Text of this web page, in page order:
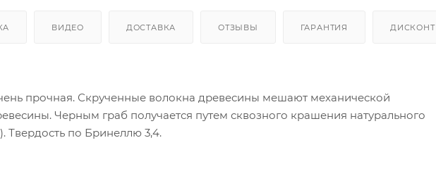
ВИДЕО ДОСТАВКА ОТЗЫВЫ ГАРАНТИЯ ДИСКОНТ
прочная. Скрученные волокна древесины мешают механической
Черным граб получается путем сквозного крашения натурального
Твердость по Бринеллю 3,4.